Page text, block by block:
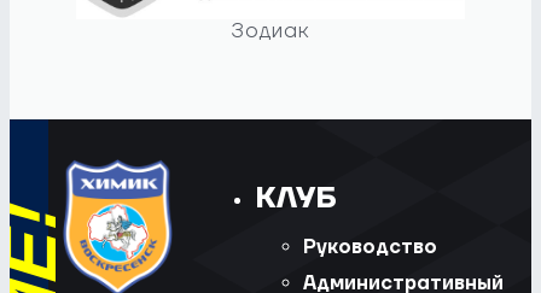
Зодиак
КЛУБ
Руководство
Административный